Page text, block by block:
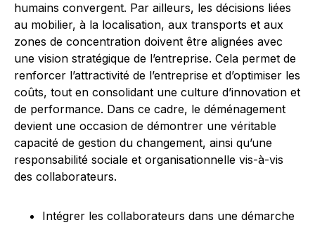
humains convergent. Par ailleurs, les décisions liées
au mobilier, à la localisation, aux transports et aux
zones de concentration doivent être alignées avec
une vision stratégique de l’entreprise. Cela permet de
renforcer l’attractivité de l’entreprise et d’optimiser les
coûts, tout en consolidant une culture d’innovation et
de performance. Dans ce cadre, le déménagement
devient une occasion de démontrer une véritable
capacité de gestion du changement, ainsi qu’une
responsabilité sociale et organisationnelle vis-à-vis
des collaborateurs.
Intégrer les collaborateurs dans une démarche